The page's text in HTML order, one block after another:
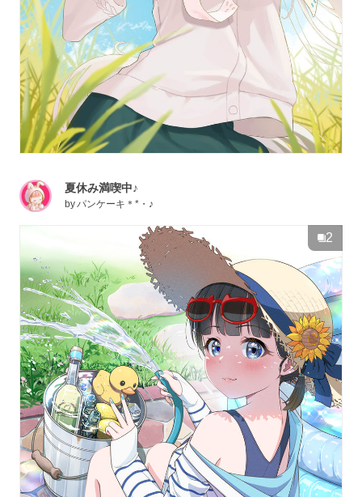
夏休み満喫中♪
by パンケーキ＊*・♪
2